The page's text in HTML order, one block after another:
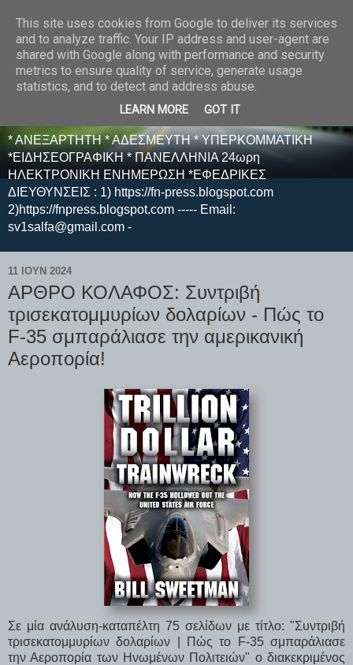
E F E N P R E S S -
ΗΛΕΚΤΡΟΝΙΚΗ
ΕΦΗΜΕΡΙΔΑ
* ΑΝΕΞΑΡΤΗΤΗ * ΑΔΕΣΜΕΥΤΗ * ΥΠΕΡΚΟΜΜΑΤΙΚΗ
*ΕΙΔΗΣΕΟΓΡΑΦΙΚΗ * ΠΑΝΕΛΛΗΝΙΑ 24ωρη
ΗΛΕΚΤΡΟΝΙΚΗ ΕΝΗΜΕΡΩΣΗ *ΕΦΕΔΡΙΚΕΣ
ΔΙΕΥΘΥΝΣΕΙΣ : 1) https://fn-press.blogspot.com
2)https://fnpress.blogspot.com ----- Email:
sv1salfa@gmail.com -
11 ΙΟΥΝ 2024
ΑΡΘΡΟ ΚΟΛΑΦΟΣ: Συντριβή
τρισεκατομμυρίων δολαρίων - Πώς το
F-35 σμπαράλιασε την αμερικανική
Αεροπορία!
Σε μία ανάλυση-καταπέλτη 75 σελίδων με τίτλο: "Συντριβή
τρισεκατομμυρίων δολαρίων | Πώς το F-35 σμπαράλιασε
την Αεροπορία των Ηνωμένων Πολιτειών" ο διακεκριμένος
This site uses cookies from Google to deliver its services
and to analyze traffic. Your IP address and user-agent are
shared with Google along with performance and security
metrics to ensure quality of service, generate usage
statistics, and to detect and address abuse.
LEARN MORE GOT IT